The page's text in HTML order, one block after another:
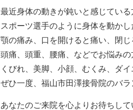
最近身体の動きが鈍いと感じている
スポーツ選手のように身体を動か
顎の痛み、口を開けると痛い、閉じ
頭痛、頭重、腰痛、などでお悩みの
くびれ、美脚、小顔、むくみ、ダ
ぜひ一度、福山市田澤接骨院のバラ
あなたのご来院を心よりお待ちして